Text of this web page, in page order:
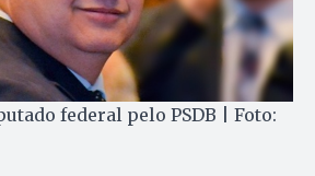
federal pelo PSDB | Foto: